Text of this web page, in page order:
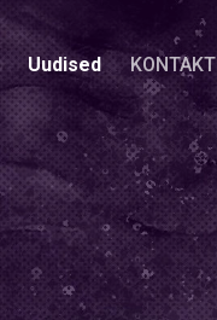
Uudised KONTAKT